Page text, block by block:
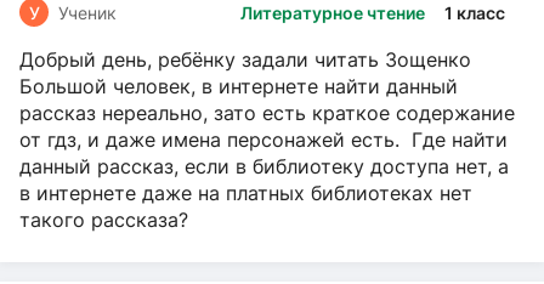
Литературное чтение 1 класс
У Ученик
Добрый день, ребёнку задали читать Зощенко
Большой человек, в интернете найти данный
рассказ нереально, зато есть краткое содержание
от гдз, и даже имена персонажей есть. Где найти
данный рассказ, если в библиотеку доступа нет, а
в интернете даже на платных библиотеках нет
такого рассказа?